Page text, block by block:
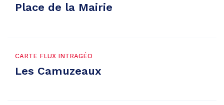
Place de la Mairie
CARTE FLUX INTRAGÉO
Les Camuzeaux